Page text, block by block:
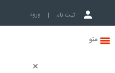
ثبت نام | ورود به حساب